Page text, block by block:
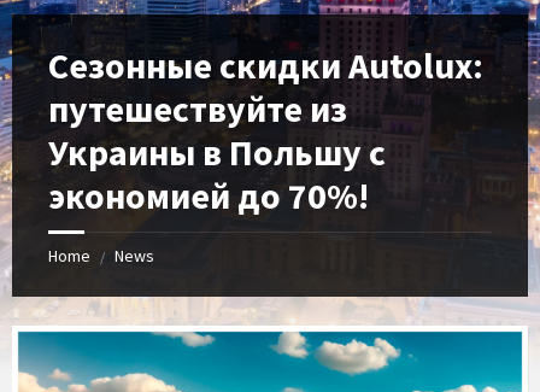
Сезонные скидки Autolux:
путешествуйте из
Украины в Польшу с
экономией до 70%!
Home / News